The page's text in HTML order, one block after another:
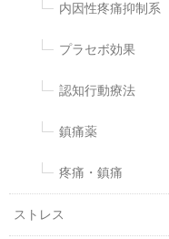
内因性疼痛抑制系
プラセボ効果
認知行動療法
鎮痛薬
疼痛・鎮痛
ストレス